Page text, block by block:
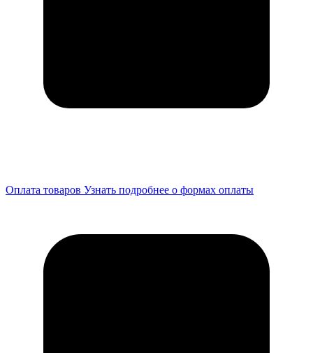
Оплата товаров Узнать подробнее о формах оплаты